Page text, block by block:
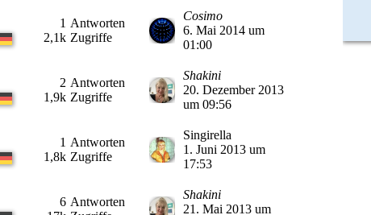
Antworten
1
Zugriffe
2,1k
Cosimo
6. Mai 2014 um
01:00
Antworten
2
Zugriffe
1,9k
Shakini
20. Dezember 2013
um 09:56
Antworten
1
Zugriffe
1,8k
Singirella
1. Juni 2013 um
17:53
Antworten
6
Shakini
21. Mai 2013 um